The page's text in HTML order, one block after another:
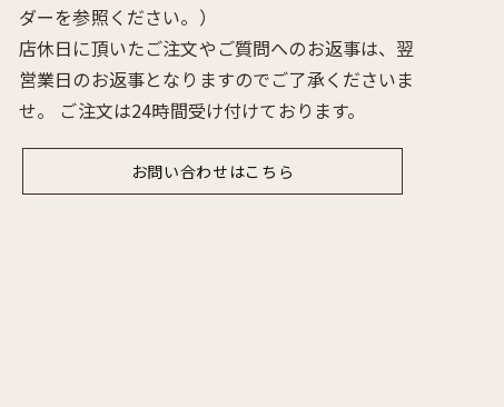
ダーを参照ください。）
店休日に頂いたご注文やご質問へのお返事は、翌
営業日のお返事となりますのでご了承くださいま
せ。 ご注文は24時間受け付けております。
お問い合わせはこちら